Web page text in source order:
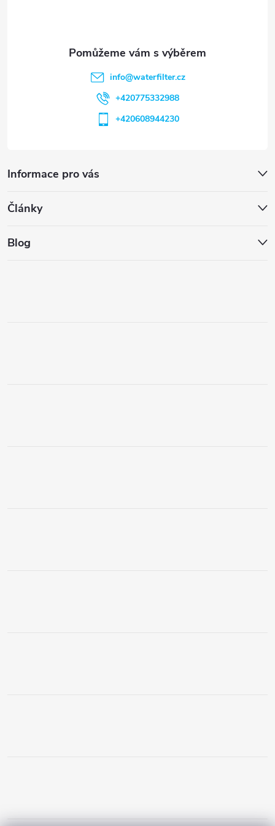
Informace pro vás
Články
Blog
info@waterfilter.cz
+420775332988
+420608944230